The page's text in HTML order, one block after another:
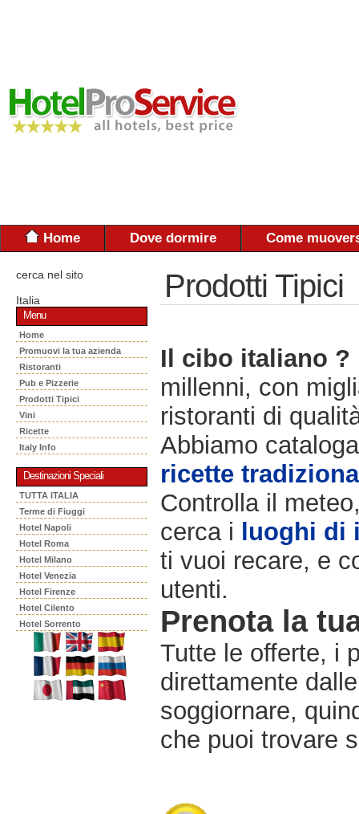
Home Dove dormire Come
cerca nel sito
Italia
Menu
Home
Promuovi la tua azienda
Ristoranti
Pub e Pizzerie
Prodotti Tipici
Vini
Ricette
Italy Info
Destinazioni Speciali
TUTTA ITALIA
Terme di Fiuggi
Hotel Napoli
Hotel Roma
Hotel Milano
Hotel Venezia
Hotel Firenze
Hotel Cilento
Hotel Sorrento
Prodotti Tipici
Il cibo italiano ?
millenni, con
ristoranti di
Abbiamo
ricette
Controlla il
cerca i luoghi di
ti vuoi recare, e
utenti.
Prenota la
Tutte le offerte, i
direttamente
soggiornare,
che puoi trovare